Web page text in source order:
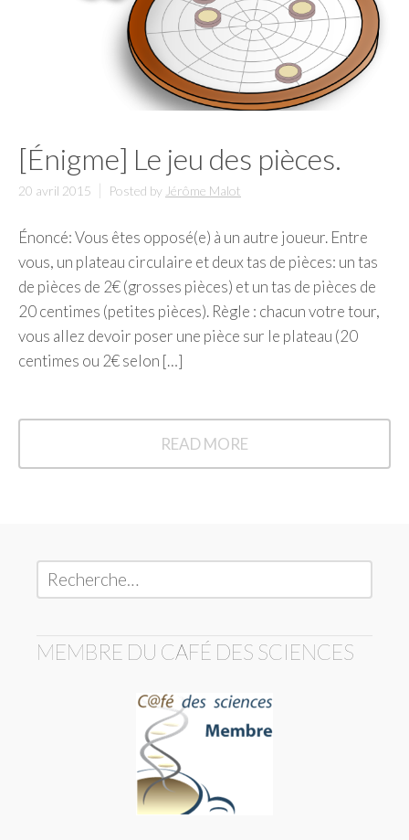
[Énigme] Le jeu des pièces.
20 avril 2015 Posted by Jérôme Malot
Énoncé: Vous êtes opposé(e) à un autre joueur. Entre
vous, un plateau circulaire et deux tas de pièces: un tas
de pièces de 2€ (grosses pièces) et un tas de pièces de
20 centimes (petites pièces). Règle : chacun votre tour,
vous allez devoir poser une pièce sur le plateau (20
centimes ou 2€ selon […]
READ MORE
JEU
Rechercher :
MEMBRE DU CAFÉ DES SCIENCES